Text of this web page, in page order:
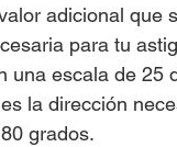
adicional que
para tu
una escala de 25
la dirección
grados.